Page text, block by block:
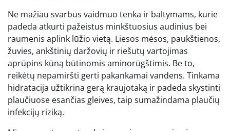
Ne mažiau svarbus vaidmuo tenka ir baltymams, kurie
padeda atkurti pažeistus minkštuosius audinius bei
raumenis aplink lūžio vietą. Liesos mėsos, paukštienos,
žuvies, ankštinių daržovių ir riešutų vartojimas
aprūpins kūną būtinomis aminorūgštimis. Be to,
reikėtų nepamiršti gerti pakankamai vandens. Tinkama
hidratacija užtikrina gerą kraujotaką ir padeda skystinti
plaučiuose esančias gleives, taip sumažindama plaučių
infekcijų riziką.